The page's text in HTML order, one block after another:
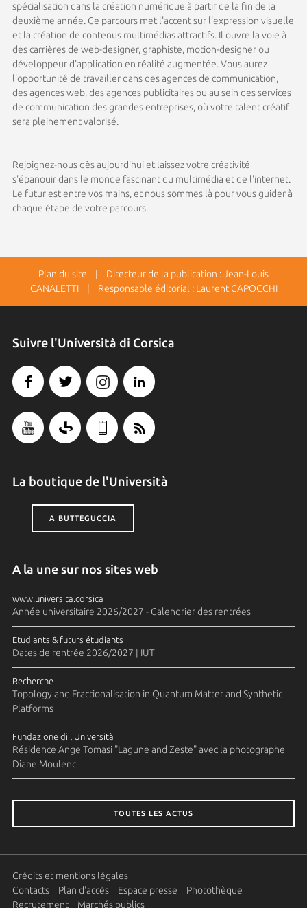
spécialisation dans la création numérique à partir de la fin de la
deuxième année. Ce parcours met l'accent sur l'expression visuelle
et la création de contenus multimédias attractifs. Il ouvre la voie à
des carrières de web-designer, graphiste, motion-designer ou
développeur d'application en réalité augmentée. Vous aurez
l'opportunité de travailler dans des agences de communication,
des agences web, des agences publicitaires ou au sein des services
de communication des grandes entreprises, où votre talent créatif
sera pleinement valorisé.
Rejoignez-nous dès aujourd'hui et laissez votre créativité
s'épanouir dans le monde fascinant du multimédia et de l'internet.
Le futur est entre vos mains, et nous sommes là pour vous guider à
chaque étape de votre parcours.
Plan du site | Directeur de la publication : Jean-Louis
CANALETTI | Responsable éditorial : Laurent CAPOCCHI
Suivre l'Università di Corsica
La boutique de l'Università
A BUTTEGUCCIA
A la une sur nos sites web
www.universita.corsica
Année universitaire 2026/2027 - Calendrier des rentrées
Etudiants & futurs étudiants
Dates de rentrée 2026/2027 | IUT
Recherche
Topology and Fractionalisation in Quantum Matter and Synthetic
Platforms
Fundazione di l'Università
Résidence Ange Tomasi "Lagune and Zeste" avec la photographe
Diane Moulenc
TOUTES LES ACTUS
Crédits et mentions légales
Contacts
Plan d'accès Espace presse
Photothèque
Recrutement
Marchés publics